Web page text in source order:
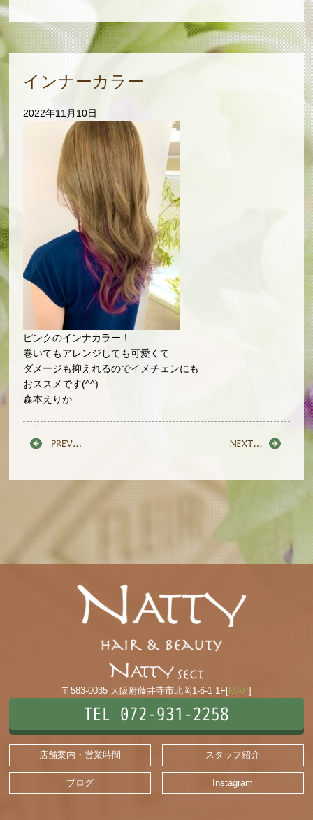
インナーカラー
2022年11月10日
ピンクのインナカラー！
巻いてもアレンジしても可愛くて
ダメージも抑えれるのでイメチェンにも
おススメです(^^)
森本えりか
〒583-0035 大阪府藤井寺市北岡1-6-1 1F[MAP]
TEL 072-931-2258
店舗案内・営業時間 スタッフ紹介
ブログ Instagram